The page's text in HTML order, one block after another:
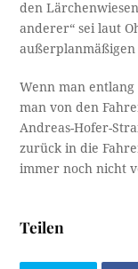
den
anderer“ sei laut
außerplanmäßigen
Wenn man
man von den
Andreas-Hofer-
zurück in die
immer noch nicht
Teilen